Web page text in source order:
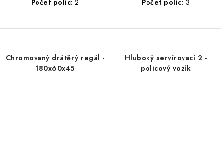
Počet polic: 2
Počet polic: 3
Chromovaný drátěný regál -
180x60x45
Hluboký servírovací 2 -
policový vozík